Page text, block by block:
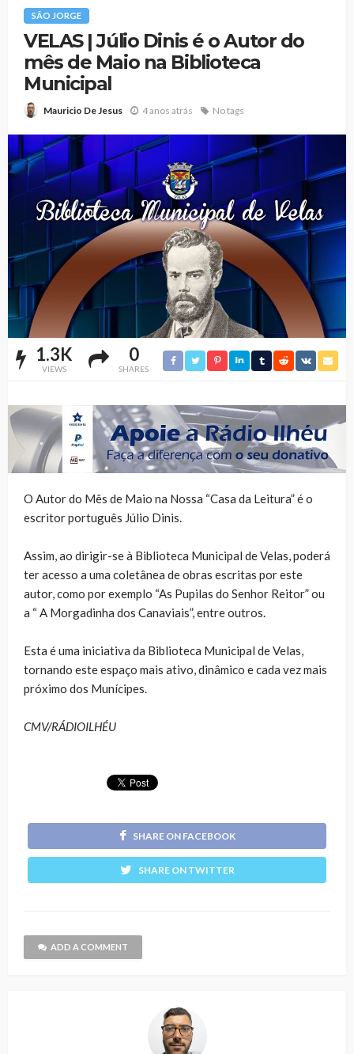
SÃO JORGE
VELAS | Júlio Dinis é o Autor do
mês de Maio na Biblioteca
Municipal
Mauricio De Jesus 4 anos atrás No tags
1.3K
VIEWS
0
SHARES
O Autor do Mês de Maio na Nossa “Casa da Leitura” é o
escritor português Júlio Dinis.
Assim, ao dirigir-se à Biblioteca Municipal de Velas, poderá
ter acesso a uma coletânea de obras escritas por este
autor, como por exemplo “As Pupilas do Senhor Reitor” ou
a “ A Morgadinha dos Canaviais”, entre outros.
Esta é uma iniciativa da Biblioteca Municipal de Velas,
tornando este espaço mais ativo, dinâmico e cada vez mais
próximo dos Munícipes.
CMV/RÁDIOILHÉU
SHARE ON FACEBOOK
SHARE ON TWITTER
ADD A COMMENT